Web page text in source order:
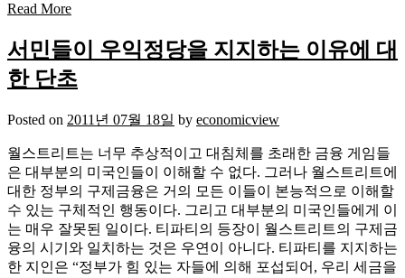
Read More
서민들이 우익정당을 지지하는 이유에 대
한 단초
Posted on 2011년 07월 18일 by economicview
월스트리트는 너무 추상적이고 대침체를 초래한 금융 게임들
은 대부분의 미국인들이 이해할 수 없다. 그러나 월스트리트에
대한 정부의 구제금융은 거의 모든 이들이 본능적으로 이해할
수 있는 구체적인 행동이다. 그리고 대부분의 미국인들에게 이
는 매우 잘못된 일이다. 티파티의 등장이 월스트리트의 구제금
융의 시기와 일치하는 것은 우연이 아니다. 티파티를 지지하는
한 지인은 “정부가 힘 있는 자들에 의해 포섭되어, 우리 세금을